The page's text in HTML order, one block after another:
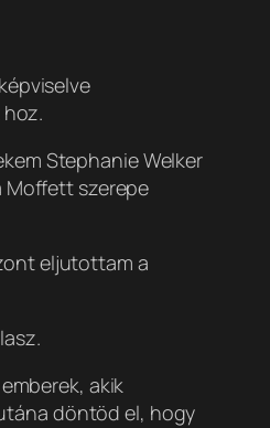
Stephanie Welker
Moffett szerepe
eljutottam a
akik
döntöd el, hogy